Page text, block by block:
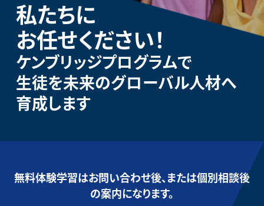
私たちに
お任せください！
ケンブリッジプログラムで
生徒を未来のグローバル人材へ
育成します
無料体験学習はお問い合わせ後、または個別相談後
の案内になります。